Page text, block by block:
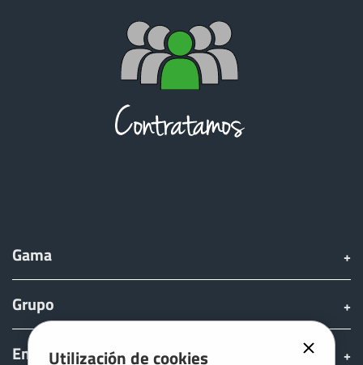
Utilización de cookies
العربية
رسید ن
Gama
Grupo
Encontrar & comprar